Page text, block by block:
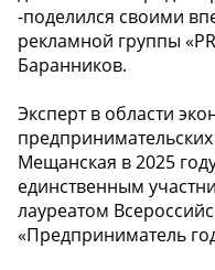
-поделился своими
рекламной группы
Баранников.
Эксперт в области
Мещанская в 2025
единственным
лауреатом
«Предприниматель